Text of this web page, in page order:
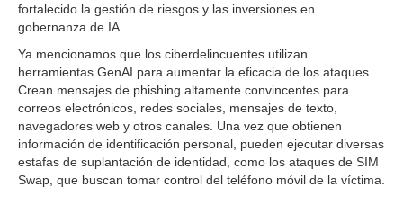
fortalecido la gestión de riesgos y las inversiones en
gobernanza de IA.
Ya mencionamos que los ciberdelincuentes utilizan
herramientas GenAI para aumentar la eficacia de los ataques.
Crean mensajes de phishing altamente convincentes para
correos electrónicos, redes sociales, mensajes de texto,
navegadores web y otros canales. Una vez que obtienen
información de identificación personal, pueden ejecutar diversas
estafas de suplantación de identidad, como los ataques de SIM
Swap, que buscan tomar control del teléfono móvil de la víctima.